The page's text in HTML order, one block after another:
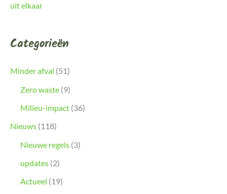
uit elkaar
Categorieën
Minder afval (51)
Zero waste (9)
Milieu-impact (36)
Nieuws (118)
Nieuwe regels (3)
updates (2)
Actueel (19)